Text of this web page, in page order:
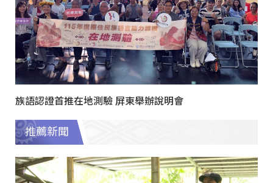
族語認證首推在地測驗 屏東舉辦說明會
推薦新聞